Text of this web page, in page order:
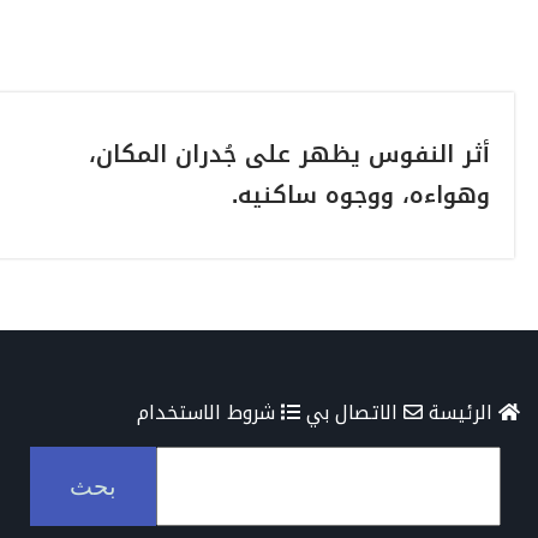
أثر النفوس يظهر على جُدران المكان،
وهواءه، ووجوه ساكنيه.
الرئيسة الاتصال بي شروط الاستخدام